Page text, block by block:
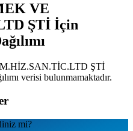
VE
ŞTİ İçin
ŞTİ
verisi bulunmamaktadır.
mi?